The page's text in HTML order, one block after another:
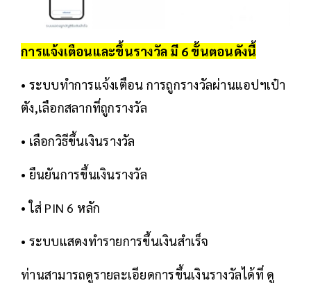
การแจ้งเตือนและขึ้นรางวัล มี 6 ขั้นตอนดังนี้
• ระบบทำการแจ้งเตือน การถูกรางวัลผ่านแอปฯเป๋า
ตัง,เลือกสลากที่ถูกรางวัล
• เลือกวิธีขึ้นเงินรางวัล
• ยืนยันการขึ้นเงินรางวัล
• ใส่ PIN 6 หลัก
• ระบบแสดงทำรายการขึ้นเงินสำเร็จ
ท่านสามารถดูรายละเอียดการขึ้นเงินรางวัลได้ที่ ดู